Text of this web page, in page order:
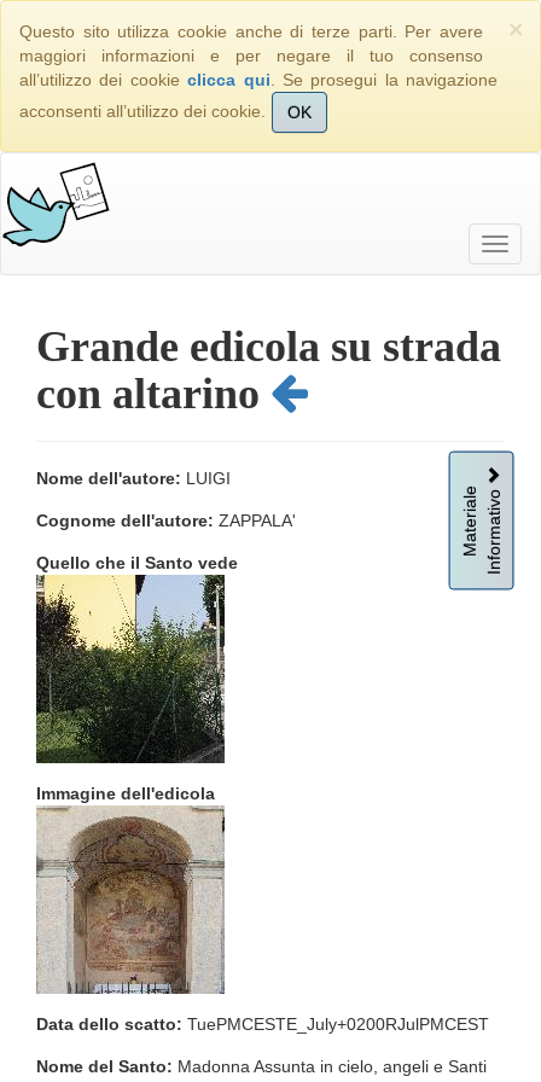
×
Questo sito utilizza cookie anche di terze parti. Per avere
maggiori informazioni e per negare il tuo consenso
all’utilizzo dei cookieclicca qui . Se prosegui la navigazione
acconsenti all’utilizzo dei cookie.
OK
Grande edicola su strada
con altarino
MaterialeInformativo
Nome dell'autore: LUIGI
Cognome dell'autore: ZAPPALA'
Quello che il Santo vede
Immagine dell'edicola
Data dello scatto: TuePMCESTE_July+0200RJulPMCEST
Nome del Santo: Madonna Assunta in cielo, angeli e Santi